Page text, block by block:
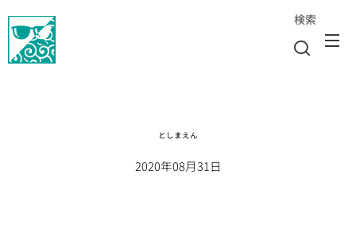
検索
としまえん
2020年08月31日